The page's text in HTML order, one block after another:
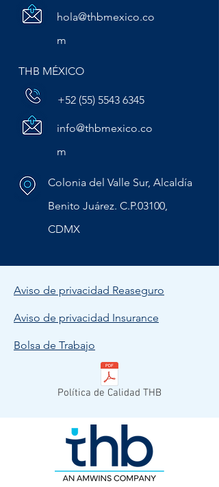
hola@thbmexico.co
m
THB MÉXICO
+52 (55) 5543 6345
info@thbmexico.co
m
Colonia del Valle Sur, Alcaldía
Benito Juárez. C.P.03100,
CDMX
Aviso de privacidad Reaseguro
Aviso de privacidad Insurance
Bolsa de Trabajo
Política de Calidad THB